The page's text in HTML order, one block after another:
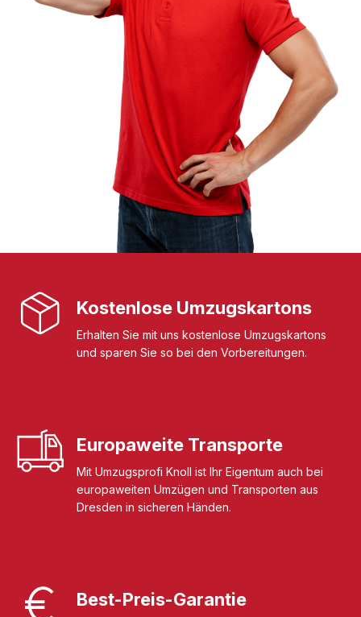
Kostenlose Umzugskartons
Erhalten Sie mit uns kostenlose Umzugskartons
und sparen Sie so bei den Vorbereitungen.
Europaweite Transporte
Mit Umzugsprofi Knoll ist Ihr Eigentum auch bei
europaweiten Umzügen und Transporten aus
Dresden in sicheren Händen.
Best-Preis-Garantie